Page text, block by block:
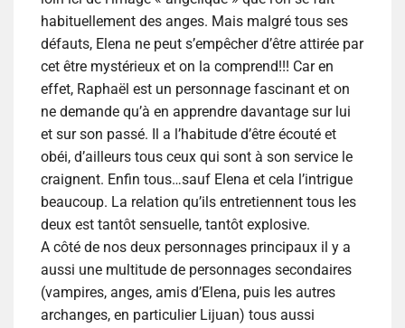
habituellement des anges. Mais malgré tous ses
défauts, Elena ne peut s’empêcher d’être attirée par
cet être mystérieux et on la comprend!!! Car en
effet, Raphaël est un personnage fascinant et on
ne demande qu’à en apprendre davantage sur lui
et sur son passé. Il a l’habitude d’être écouté et
obéi, d’ailleurs tous ceux qui sont à son service le
craignent. Enfin tous…sauf Elena et cela l’intrigue
beaucoup. La relation qu’ils entretiennent tous les
deux est tantôt sensuelle, tantôt explosive.
A côté de nos deux personnages principaux il y a
aussi une multitude de personnages secondaires
(vampires, anges, amis d’Elena, puis les autres
archanges, en particulier Lijuan) tous aussi